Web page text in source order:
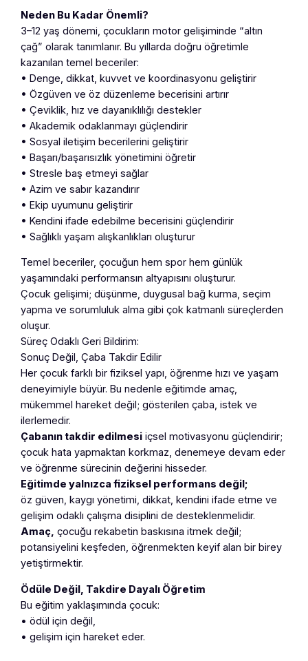
Neden Bu Kadar Önemli?
3–12 yaş dönemi, çocukların motor gelişiminde “altın
çağ” olarak tanımlanır. Bu yıllarda doğru öğretimle
kazanılan temel beceriler:
• Denge, dikkat, kuvvet ve koordinasyonu geliştirir
• Özgüven ve öz düzenleme becerisini artırır
• Çeviklik, hız ve dayanıklılığı destekler
• Akademik odaklanmayı güçlendirir
• Sosyal iletişim becerilerini geliştirir
• Başarı/başarısızlık yönetimini öğretir
• Stresle baş etmeyi sağlar
• Azim ve sabır kazandırır
• Ekip uyumunu geliştirir
• Kendini ifade edebilme becerisini güçlendirir
• Sağlıklı yaşam alışkanlıkları oluşturur
Temel beceriler, çocuğun hem spor hem günlük
yaşamındaki performansın altyapısını oluşturur.
Çocuk gelişimi; düşünme, duygusal bağ kurma, seçim
yapma ve sorumluluk alma gibi çok katmanlı süreçlerden
oluşur.
Süreç Odaklı Geri Bildirim:
Sonuç Değil, Çaba Takdir Edilir
Her çocuk farklı bir fiziksel yapı, öğrenme hızı ve yaşam
deneyimiyle büyür. Bu nedenle eğitimde amaç,
mükemmel hareket değil; gösterilen çaba, istek ve
ilerlemedir.
Çabanın takdir edilmesi içsel motivasyonu güçlendirir;
çocuk hata yapmaktan korkmaz, denemeye devam eder
ve öğrenme sürecinin değerini hisseder.
Eğitimde yalnızca fiziksel performans değil;
öz güven, kaygı yönetimi, dikkat, kendini ifade etme ve
gelişim odaklı çalışma disiplini de desteklenmelidir.
Amaç, çocuğu rekabetin baskısına itmek değil;
potansiyelini keşfeden, öğrenmekten keyif alan bir birey
yetiştirmektir.
Ödüle Değil, Takdire Dayalı Öğretim
Bu eğitim yaklaşımında çocuk:
• ödül için değil,
• gelişim için hareket eder.